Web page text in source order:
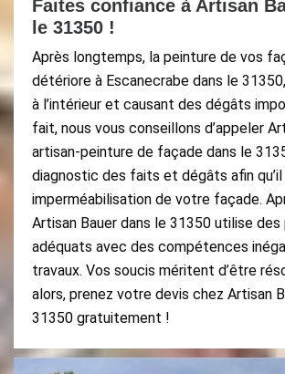
Faites confiance à Artisan
le 31350 !
Après longtemps, la peinture de vos
détériore à Escanecrabe dans le 31350,
à l’intérieur et causant des dégâts
fait, nous vous conseillons d’appeler
artisan-peinture de façade dans le
diagnostic des faits et dégâts afin
imperméabilisation de votre façade.
Artisan Bauer dans le 31350 utilise
adéquats avec des compétences
travaux. Vos soucis méritent d’être
alors, prenez votre devis chez Artisan
31350 gratuitement !